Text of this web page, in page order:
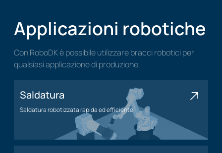
Applicazioni robotiche
Con RoboDK è possibile utilizzare bracci robotici per
qualsiasi applicazione di produzione.
Saldatura
Saldatura robotizzata rapida ed efficiente
Applicazione di saldatura